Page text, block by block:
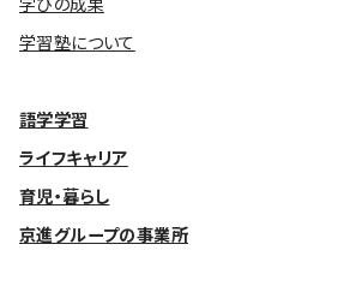
学習塾について
語学学習
ライフキャリア
育児・暮らし
京進グループの事業所